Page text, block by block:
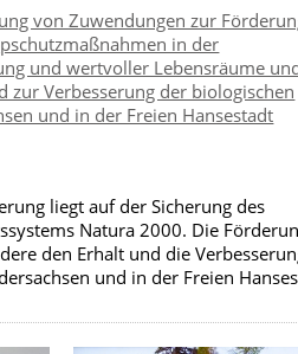
von Zuwendungen zur
in der
und wertvoller Lebensräume
zur Verbesserung der biologischen
und in der Freien Hansestadt
liegt auf der Sicherung des
Natura 2000. Die
den Erhalt und die
und in der Freien